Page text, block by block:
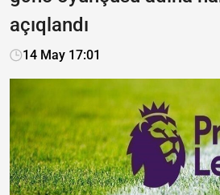
açıqlandı
14 May 17:01